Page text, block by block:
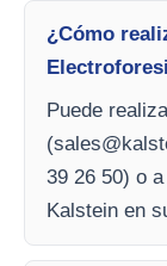
¿Cómo
Puede
(
39 26 50) o
Kalstein en